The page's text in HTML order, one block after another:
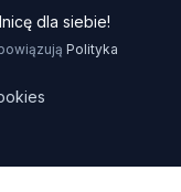
dla siebie!
Polityka